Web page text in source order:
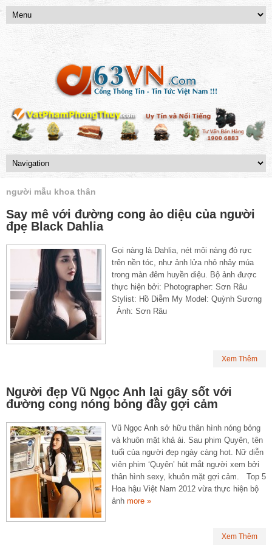
người mẫu khoa thân
Say mê với đường cong ảo diệu của người
đpẹ Black Dahlia
Gọi nàng là Dahlia, nét môi nàng đỏ rực
trên nền tóc, như ảnh lửa nhỏ nhảy múa
trong màn đêm huyền diệu. Bộ ảnh được
thực hiện bởi: Photographer: Sơn Râu
Stylist: Hồ Diễm My Model: Quỳnh Sương
Ảnh: Sơn Râu
Xem Thêm
Người đẹp Vũ Ngọc Anh lại gây sốt với
đường cong nóng bỏng đầy gợi cảm
Vũ Ngọc Anh sở hữu thân hình nóng bỏng
và khuôn mặt khả ái. Sau phim Quyên, tên
tuổi của người đẹp ngày càng hot. Nữ diễn
viên phim ‘Quyên’ hút mắt người xem bởi
thân hình sexy, khuôn mặt gợi cảm. Top 5
Hoa hậu Việt Nam 2012 vừa thực hiện bộ
ảnh more »
Xem Thêm